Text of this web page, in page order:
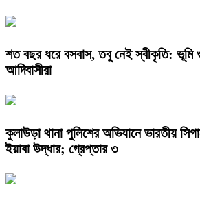
শত বছর ধরে বসবাস, তবু নেই স্বীকৃতি: ভূমি
আদিবাসীরা
কুলাউড়া থানা পুলিশের অভিযানে ভারতীয়
ইয়াবা উদ্ধার; গ্রেপ্তার ৩